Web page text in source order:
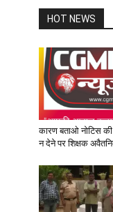
HOT NEWS
कारण बताओ नोटिस की
न देने पर शिक्षक